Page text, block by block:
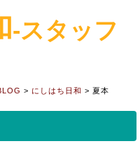
-スタッフ
> にしはち日和 > 夏本